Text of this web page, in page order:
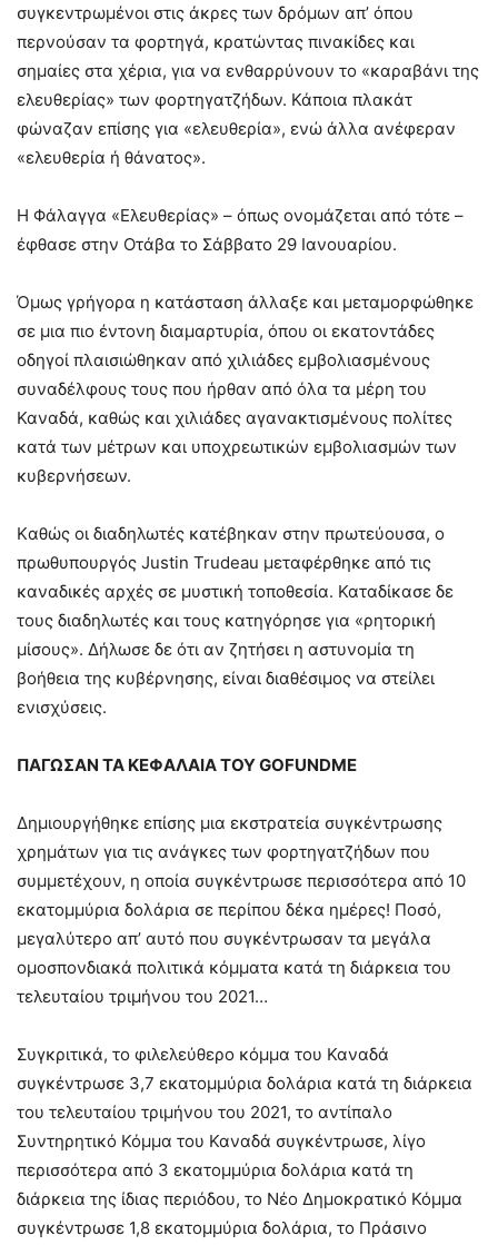
συγκεντρωμένοι στις άκρες των δρόμων απ’ όπου
περνούσαν τα φορτηγά, κρατώντας πινακίδες και
σημαίες στα χέρια, για να ενθαρρύνουν το «καραβάνι της
ελευθερίας» των φορτηγατζήδων. Κάποια πλακάτ
φώναζαν επίσης για «ελευθερία», ενώ άλλα ανέφεραν
«ελευθερία ή θάνατος».
Η Φάλαγγα «Ελευθερίας» – όπως ονομάζεται από τότε –
έφθασε στην Οτάβα το Σάββατο 29 Ιανουαρίου.
Όμως γρήγορα η κατάσταση άλλαξε και μεταμορφώθηκε
σε μια πιο έντονη διαμαρτυρία, όπου οι εκατοντάδες
οδηγοί πλαισιώθηκαν από χιλιάδες εμβολιασμένους
συναδέλφους τους που ήρθαν από όλα τα μέρη του
Καναδά, καθώς και χιλιάδες αγανακτισμένους πολίτες
κατά των μέτρων και υποχρεωτικών εμβολιασμών των
κυβερνήσεων.
Kαθώς οι διαδηλωτές κατέβηκαν στην πρωτεύουσα, o
πρωθυπουργός Justin Trudeau μεταφέρθηκε από τις
καναδικές αρχές σε μυστική τοποθεσία. Καταδίκασε δε
τους διαδηλωτές και τους κατηγόρησε για «ρητορική
μίσους». Δήλωσε δε ότι αν ζητήσει η αστυνομία τη
βοήθεια της κυβέρνησης, είναι διαθέσιμος να στείλει
ενισχύσεις.
ΠΑΓΩΣΑΝ ΤΑ ΚΕΦΑΛΑΙΑ ΤΟΥ GOFUNDME
Δημιουργήθηκε επίσης μια εκστρατεία συγκέντρωσης
χρημάτων για τις ανάγκες των φορτηγατζήδων που
συμμετέχουν, η οποία συγκέντρωσε περισσότερα από 10
εκατομμύρια δολάρια σε περίπου δέκα ημέρες! Ποσό,
μεγαλύτερο απ’ αυτό που συγκέντρωσαν τα μεγάλα
ομοσπονδιακά πολιτικά κόμματα κατά τη διάρκεια του
τελευταίου τριμήνου του 2021…
Συγκριτικά, το φιλελεύθερο κόμμα του Καναδά
συγκέντρωσε 3,7 εκατομμύρια δολάρια κατά τη διάρκεια
του τελευταίου τριμήνου του 2021, το αντίπαλο
Συντηρητικό Κόμμα του Καναδά συγκέντρωσε, λίγο
περισσότερα από 3 εκατομμύρια δολάρια κατά τη
διάρκεια της ίδιας περιόδου, το Νέο Δημοκρατικό Κόμμα
συγκέντρωσε 1,8 εκατομμύρια δολάρια, το Πράσινο